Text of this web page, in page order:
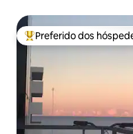
Entre os melhores
Preferido dos